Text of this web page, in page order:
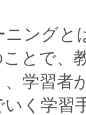
ングと
とで、
学習者
いく学習